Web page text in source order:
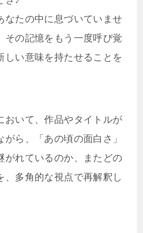
なたの中に息づいていませ
の記憶をもう一度呼び覚
しい意味を持たせることを
おいて、作品やタイトルが
ら、「あの頃の面白さ」
がれているのか、またどの
、多角的な視点で再解釈し